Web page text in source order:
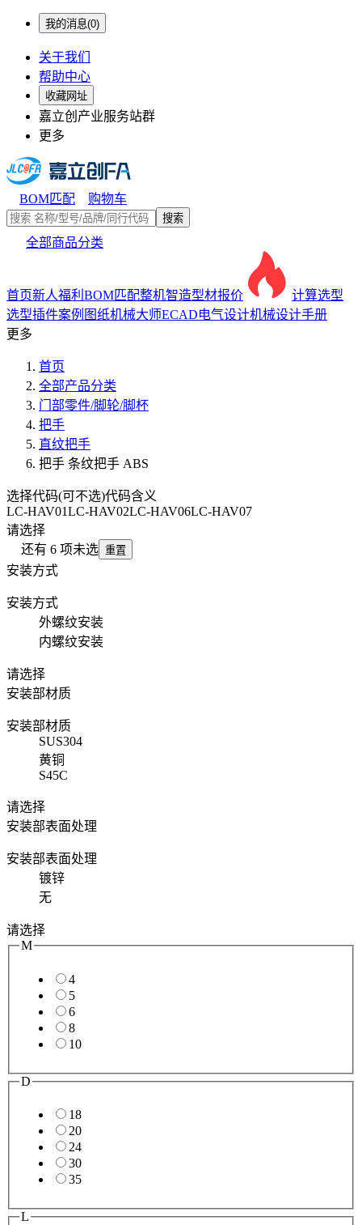
我的消息(0)
关于我们
帮助中心
收藏网址
嘉立创产业服务站群
更多
BOM匹配 购物车
搜索
全部商品分类
首页新人福利 BOM匹配整机智造型材报价
计算选型
选型插件案例图纸机械大师ECAD电气设计机械设计手册
更多
首页
全部产品分类
门部零件/脚轮/脚杯
把手
直纹把手
把手 条纹把手 ABS
选择代码(可不选)代码含义
LC-HAV01LC-HAV02LC-HAV06LC-HAV07
请选择
还有 6 项未选 重置
安装方式
安装方式
外螺纹安装
内螺纹安装
请选择
安装部材质
安装部材质
SUS304
黄铜
S45C
请选择
安装部表面处理
安装部表面处理
镀锌
无
请选择
M
4
5
6
8
10
D
18
20
24
30
35
L